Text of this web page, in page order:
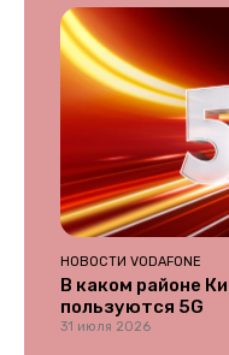
НОВОСТИ VODAFONE
В каком районе
пользуются 5G
31 июля 2026